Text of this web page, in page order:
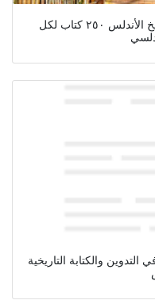
قبيلة المعابدة بصعيد مصر مكتبة تاريخ الأندلس ٢٥٠ كتاب لكل
والكتابة التاريخية